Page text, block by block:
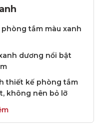
tắm màu xanh
dương nổi bật
thiết kế phòng tắm
không nên bỏ lỡ